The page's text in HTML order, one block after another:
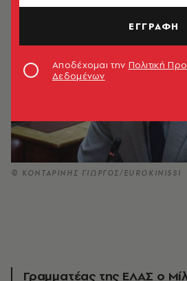
© ΚΟΝΤΑΡΙΝΗΣ ΓΙΩΡΓΟΣ/EUROKINISSI
Γραμματέας της ΕΛΑΣ ο
ΕΓΓΡΑΦΗ
Αποδέχομαι την Πολιτική
Δεδομένων